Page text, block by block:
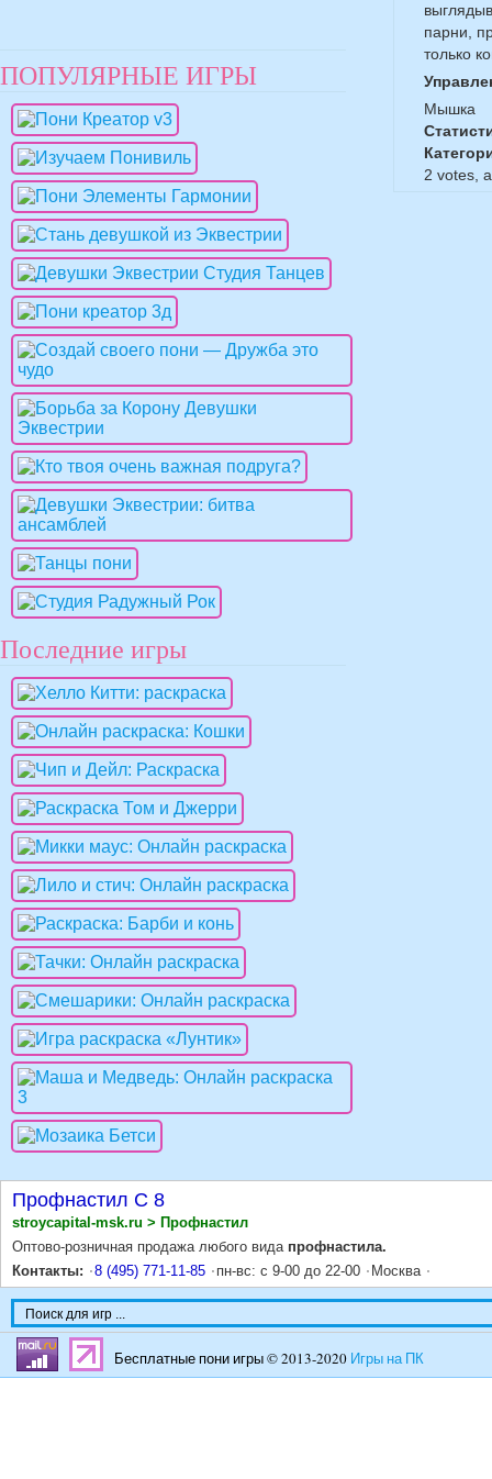
парни,
только
Мышка
2 votes,
ПОПУЛЯРНЫЕ ИГРЫ
Последние игры
Профнастил С 8
stroycapital-msk.ru > Профнастил
Оптово-розничная продажа любого вида профнастила.
Контакты:
8 (495) 771-11-85 пн-вс: с 9-00 до 22-00 Москва
Бесплатные пони игры © 2013-2020 Игры на ПК